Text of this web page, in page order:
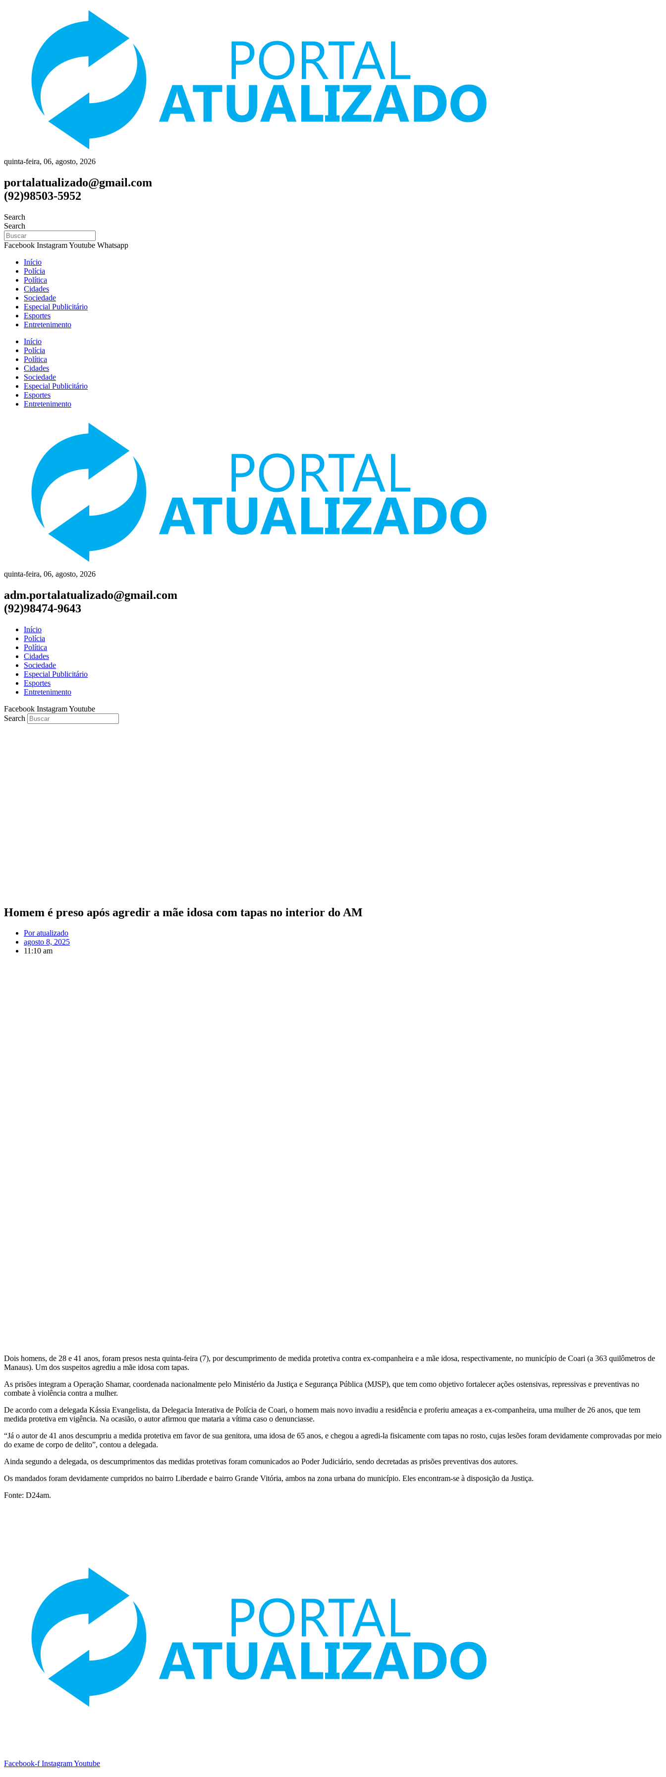
quinta-feira, 06, agosto, 2026
portalatualizado@gmail.com
(92)98503-5952
Search
Search
Facebook InstagramYoutube Whatsapp
Início
Polícia
Política
Cidades
Sociedade
Especial Publicitário
Esportes
Entretenimento
Início
Polícia
Política
Cidades
Sociedade
Especial Publicitário
Esportes
Entretenimento
quinta-feira, 06, agosto, 2026
adm.portalatualizado@gmail.com
(92)98474-9643
Início
Polícia
Política
Cidades
Sociedade
Especial Publicitário
Esportes
Entretenimento
Facebook InstagramYoutube
Search
Homem é preso após agredir a mãe idosa com tapas no interior do AM
Poratualizado
agosto 8, 2025
11:10 am
Dois homens, de 28 e 41 anos, foram presos nesta quinta-feira (7), por descumprimento de medida protetiva contra ex-companheira e a mãe idosa, respectivamente, no município de Coari (a 363 quilômetros de
Manaus). Um dos suspeitos agrediu a mãe idosa com tapas.
As prisões integram a Operação Shamar, coordenada nacionalmente pelo Ministério da Justiça e Segurança Pública (MJSP), que tem como objetivo fortalecer ações ostensivas, repressivas e preventivas no
combate à violência contra a mulher.
De acordo com a delegada Kássia Evangelista, da Delegacia Interativa de Polícia de Coari, o homem mais novo invadiu a residência e proferiu ameaças a ex-companheira, uma mulher de 26 anos, que tem
medida protetiva em vigência. Na ocasião, o autor afirmou que mataria a vítima caso o denunciasse.
“Já o autor de 41 anos descumpriu a medida protetiva em favor de sua genitora, uma idosa de 65 anos, e chegou a agredi-la fisicamente com tapas no rosto, cujas lesões foram devidamente comprovadas por meio
do exame de corpo de delito”, contou a delegada.
Ainda segundo a delegada, os descumprimentos das medidas protetivas foram comunicados ao Poder Judiciário, sendo decretadas as prisões preventivas dos autores.
Os mandados foram devidamente cumpridos no bairro Liberdade e bairro Grande Vitória, ambos na zona urbana do município. Eles encontram-se à disposição da Justiça.
Fonte: D24am.
Facebook-f InstagramYoutube